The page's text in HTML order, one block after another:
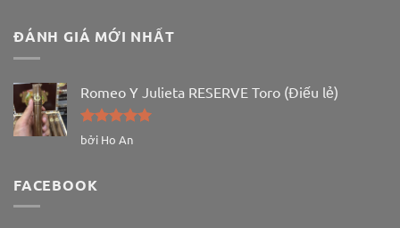
ĐÁNH GIÁ MỚI NHẤT
Romeo Y Julieta RESERVE Toro (Điếu lẻ)
Được xếp
bởi Ho An
FACEBOOK